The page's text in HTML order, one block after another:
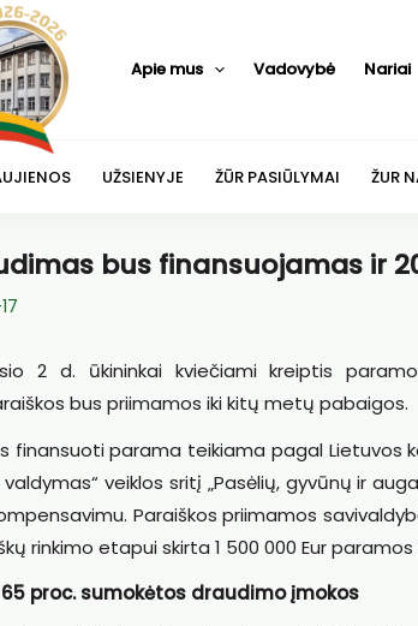
Apie mus Vadovybė Nariai
UŽSIENYJE ŽŪR PASIŪLYMAI ŽUR
bus finansuojamas ir
2 d. ūkininkai kviečiami kreiptis
bus priimamos iki kitų metų pabaigos.
finansuoti parama teikiama pagal Lietuvos
valdymas“ veiklos sritį „Pasėlių, gyvūnų ir
Paraiškos priimamos
rinkimo etapui skirta 1 500 000 Eur paramos
proc. sumokėtos draudimo įmokos